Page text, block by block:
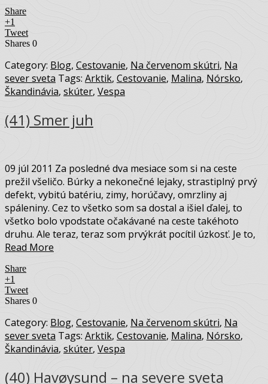
Share
+1
Tweet
Shares 0
Category: Blog, Cestovanie, Na červenom skútri, Na
sever sveta Tags: Arktik, Cestovanie, Malina, Nórsko,
Škandinávia, skúter, Vespa
(41) Smer juh
09 júl 2011 Za posledné dva mesiace som si na ceste
prežil všeličo. Búrky a nekonečné lejaky, strastiplný prvý
defekt, vybitú batériu, zimy, horúčavy, omrzliny aj
spáleniny. Cez to všetko som sa dostal a išiel ďalej, to
všetko bolo vpodstate očakávané na ceste takéhoto
druhu. Ale teraz, teraz som prvýkrát pocítil úzkosť. Je to,
Read More
Share
+1
Tweet
Shares 0
Category: Blog, Cestovanie, Na červenom skútri, Na
sever sveta Tags: Arktik, Cestovanie, Malina, Nórsko,
Škandinávia, skúter, Vespa
(40) Havøysund – na severe sveta